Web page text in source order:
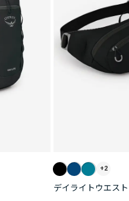
+2
デイライトウエスト